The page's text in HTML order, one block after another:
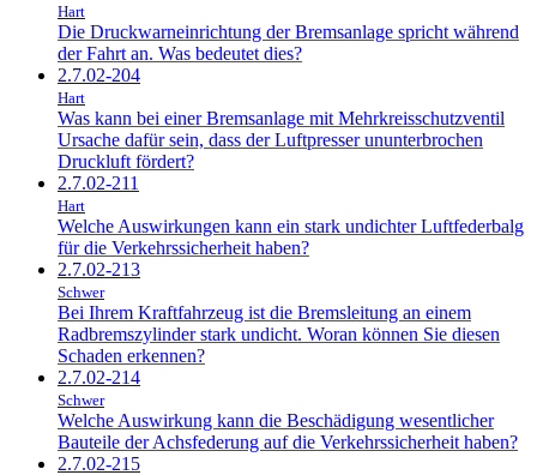
Hart
Die Druckwarneinrichtung der Bremsanlage spricht während
der Fahrt an. Was bedeutet dies?
2.7.02-204
Hart
Was kann bei einer Bremsanlage mit Mehrkreisschutzventil
Ursache dafür sein, dass der Luftpresser ununterbrochen
Druckluft fördert?
2.7.02-211
Hart
Welche Auswirkungen kann ein stark undichter Luftfederbalg
für die Verkehrssicherheit haben?
2.7.02-213
Schwer
Bei Ihrem Kraftfahrzeug ist die Bremsleitung an einem
Radbremszylinder stark undicht. Woran können Sie diesen
Schaden erkennen?
2.7.02-214
Schwer
Welche Auswirkung kann die Beschädigung wesentlicher
Bauteile der Achsfederung auf die Verkehrssicherheit haben?
2.7.02-215